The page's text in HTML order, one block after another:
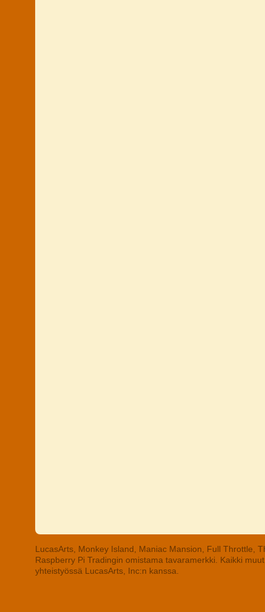
LucasArts, Monkey Island, Maniac Mansion, Full Throttle,
Raspberry Pi Tradingin omistama tavaramerkki. Kaikki
yhteistyössä LucasArts, Inc:n kanssa.